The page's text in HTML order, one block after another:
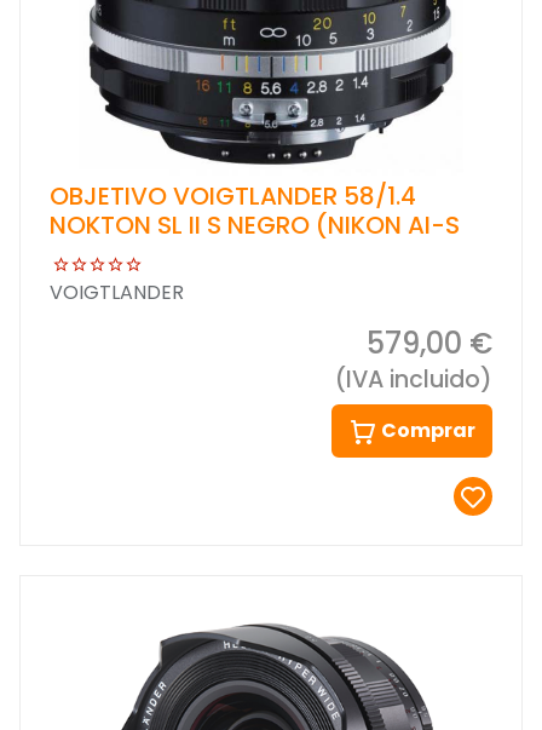
OBJETIVO VOIGTLANDER 58/1.4
NOKTON SL II S NEGRO (NIKON AI-S
VOIGTLANDER
579,00 €
(IVA incluido)
Comprar